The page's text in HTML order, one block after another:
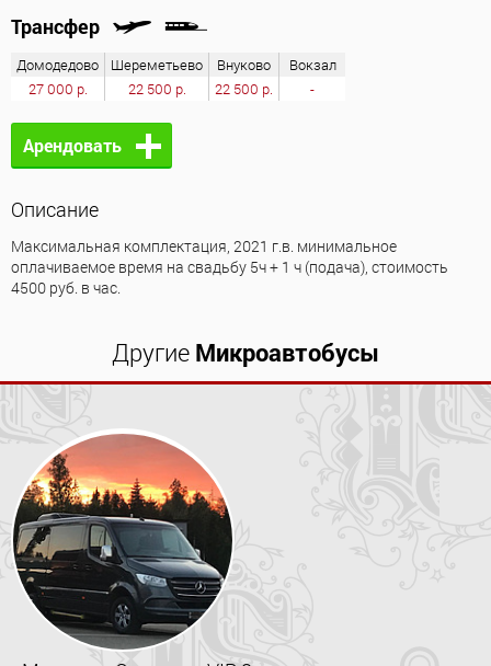
Трансфер
Домодедово Шереметьево Внуково
Вокзал
27 000 р.
22 500 р. 22 500 р. -
Арендовать
Описание
Максимальная комплектация, 2021 г.в. минимальное
оплачиваемое время на свадьбу 5ч + 1 ч (подача), стоимость
4500 руб. в час.
Другие Микроавтобусы